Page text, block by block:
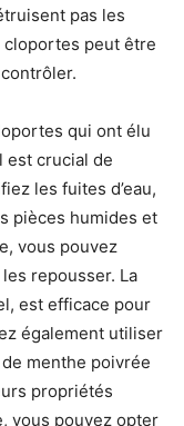
pas les
cloportes peut être
qui ont élu
est crucial de
les fuites d’eau,
pièces humides et
vous pouvez
repousser. La
est efficace pour
également utiliser
menthe poivrée
propriétés
vous pouvez opter